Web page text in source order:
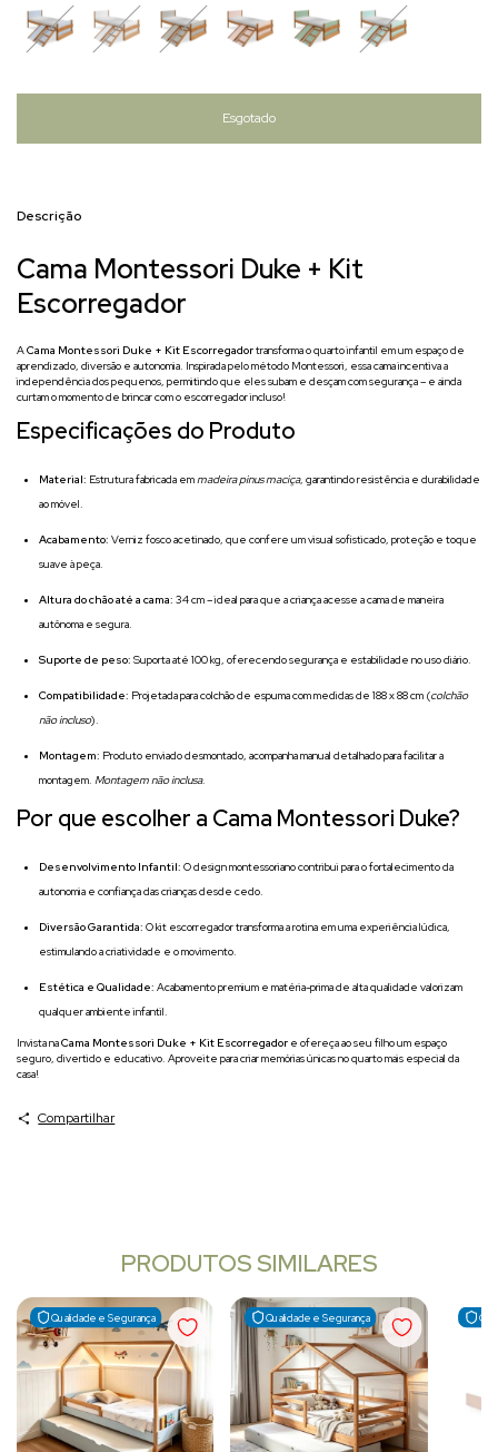
Descrição
Cama Montessori Duke + Kit
Escorregador
ACama Montessori Duke + Kit Escorregadortransforma o quarto infantil em um espaço de
aprendizado, diversão e autonomia. Inspirada pelo método Montessori, essa cama incentiva a
independência dos pequenos, permitindo que eles subam e desçam com segurança – e ainda
curtam o momento de brincar com o escorregador incluso!
Especificações do Produto
Material: Estrutura fabricada emmadeira pinus maciça, garantindo resistência e durabilidade
ao móvel.
Acabamento: Verniz fosco acetinado, que confere um visual sofisticado, proteção e toque
suave à peça.
Altura do chão até a cama: 34 cm – ideal para que a criança acesse a cama de maneira
autônoma e segura.
Suporte de peso: Suporta até 100 kg, oferecendo segurança e estabilidade no uso diário.
Compatibilidade: Projetada para colchão de espuma com medidas de 188 x 88 cm (colchão
não incluso).
Montagem: Produto enviado desmontado, acompanha manual detalhado para facilitar a
montagem. Montagem não inclusa.
Por que escolher a Cama Montessori Duke?
Desenvolvimento Infantil: O design montessoriano contribui para o fortalecimento da
autonomia e confiança das crianças desde cedo.
Diversão Garantida: O kit escorregador transforma a rotina em uma experiência lúdica,
estimulando a criatividade e o movimento.
Estética e Qualidade: Acabamento premium e matéria-prima de alta qualidade valorizam
qualquer ambiente infantil.
Invista naCama Montessori Duke + Kit Escorregador e ofereça ao seu filho um espaço
seguro, divertido e educativo. Aproveite para criar memórias únicas no quarto mais especial da
casa!
Compartilhar
PRODUTOS SIMILARES
Qualidade e Segurança Qualidade e Segurança